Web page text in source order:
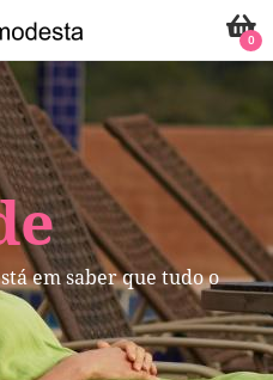
em saber que tudo o
0